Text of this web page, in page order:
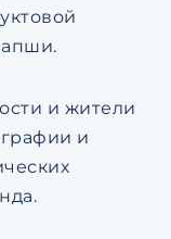
и жители
и